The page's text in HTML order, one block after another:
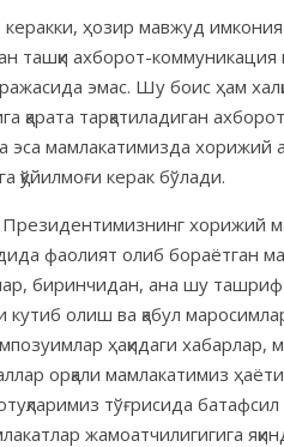
керакки, ҳозир мавжуд
ташқи ахборот-коммуникация
эмас. Шу боис ҳам
қарата тарқатиладиган
эса мамлакатимизда
қўйилмоғи керак бўлади.
Президентимизнинг хорижий
фаолият олиб бораётган
биринчидан, ана шу
олиш ва қабул
ҳақидаги хабарлар,
орқали мамлакатимиз
тўғрисида
жамоатчилигигига